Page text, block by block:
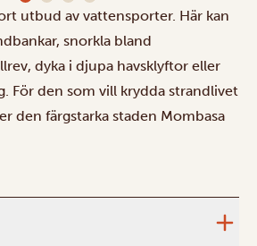
utbud av vattensporter. Här kan
snorkla bland
dyka i djupa havsklyftor eller
För den som vill krydda strandlivet
den färgstarka staden Mombasa